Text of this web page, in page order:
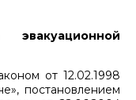
от 12.02.1998
постановлением